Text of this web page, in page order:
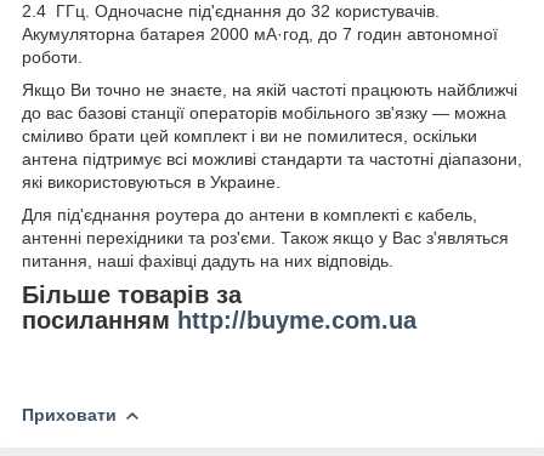
2.4 ГГц. Одночасне під'єднання до 32 користувачів.
Акумуляторна батарея 2000 мА·год, до 7 годин автономної
роботи.
Якщо Ви точно не знаєте, на якій частоті працюють найближчі
до вас базові станції операторів мобільного зв'язку — можна
сміливо брати цей комплект і ви не помилитеся, оскільки
антена підтримує всі можливі стандарти та частотні діапазони,
які використовуються в Украине.
Для під'єднання роутера до антени в комплекті є кабель,
антенні перехідники та роз'єми. Також якщо у Вас з'являться
питання, наші фахівці дадуть на них відповідь.
Більше товарів за
посиланням http://buyme.com.ua
Приховати